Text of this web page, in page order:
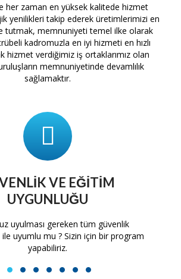
her zaman en yüksek kalitede hizmet
yenilikleri takip ederek üretimlerimizi en
tutmak, memnuniyeti temel ilke olarak
kadromuzla en iyi hizmeti en hızlı
hizmet verdiğimiz iş ortaklarımız olan
memnuniyetinde devamlılık
sağlamaktır.
VE EĞITIM
UYGUNLUĞU
uyulması gereken tüm güvenlik
ile uyumlu mu ? Sizin için bir program
yapabiliriz.
1 2 3 4 5 6 7